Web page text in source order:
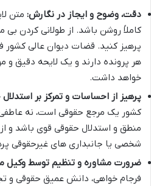
دقت، وضوح و ایجاز در نگارش: متن
کاملاً روشن باشد. از طولانی کردن بی
پرهیز کنید. قضات دیوان عالی کشور
هر پرونده دارند و یک لایحه دقیق و
خواهد داشت.
پرهیز از احساسات و تمرکز بر
کشور یک مرجع حقوقی است، نه عاطفی.
منطق و استدلال حقوقی قوی باشد و
شخصی یا جانبداری های غیرحقوقی
ضرورت مشاوره و تنظیم توسط
فرجام خواهی، دانش عمیق حقوقی و